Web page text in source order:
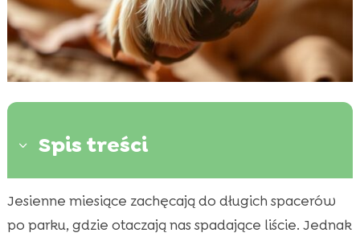
3 Spis treści
 Dlaczego skóra psa wysusza się jesienią?
 Znaki i symptomy przesuszonej skóry u psa
Jesienne miesiące zachęcają do długich spacerów
po parku, gdzie otaczają nas spadające liście. Jednak